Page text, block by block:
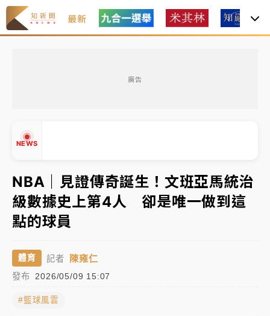
最新
廣告
NEWS
周末精選｜
面手法 郭台銘、蔡英文成關鍵
本周爆款短影音｜ 柯文哲帶電子手鐶拄拐杖現身／周玉
蔻蔡玉真開撕爆料
周末精選｜
跨境網購族注意！EZ Way若改由政府委
任 預算難關如何解？
蔣萬安的建中同學！47歲法律學霸戰桃園 公開上任首
要3件事
買1送1
▼
NBA｜見證傳奇誕生！文班亞馬統治
級數據史上第4人 卻是唯一做到這
點的球員
體育 記者 陳雍仁
發布 2026/05/09 15:07
#籃球風雲